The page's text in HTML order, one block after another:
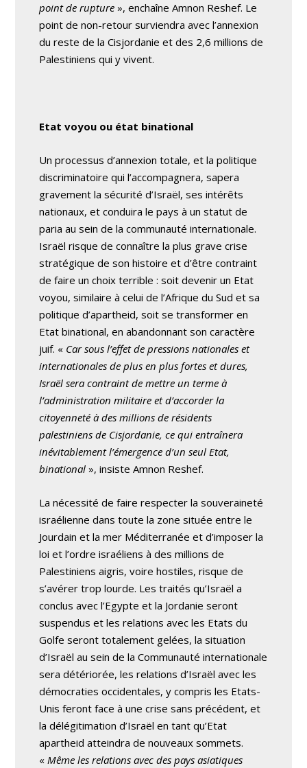
point de rupture », enchaîne Amnon Reshef. Le
point de non-retour surviendra avec l’annexion
du reste de la Cisjordanie et des 2,6 millions de
Palestiniens qui y vivent.
Etat voyou ou état binational
Un processus d’annexion totale, et la politique
discriminatoire qui l’accompagnera, sapera
gravement la sécurité d’Israël, ses intérêts
nationaux, et conduira le pays à un statut de
paria au sein de la communauté internationale.
Israël risque de connaître la plus grave crise
stratégique de son histoire et d’être contraint
de faire un choix terrible : soit devenir un Etat
voyou, similaire à celui de l’Afrique du Sud et sa
politique d’apartheid, soit se transformer en
Etat binational, en abandonnant son caractère
juif. « Car sous l’effet de pressions nationales et
internationales de plus en plus fortes et dures,
Israël sera contraint de mettre un terme à
l’administration militaire et d’accorder la
citoyenneté à des millions de résidents
palestiniens de Cisjordanie, ce qui entraînera
inévitablement l’émergence d’un seul Etat,
binational », insiste Amnon Reshef.
La nécessité de faire respecter la souveraineté
israélienne dans toute la zone située entre le
Jourdain et la mer Méditerranée et d’imposer la
loi et l’ordre israéliens à des millions de
Palestiniens aigris, voire hostiles, risque de
s’avérer trop lourde. Les traités qu’Israël a
conclus avec l’Egypte et la Jordanie seront
suspendus et les relations avec les Etats du
Golfe seront totalement gelées, la situation
d’Israël au sein de la Communauté internationale
sera détériorée, les relations d’Israël avec les
démocraties occidentales, y compris les Etats-
Unis feront face à une crise sans précédent, et
la délégitimation d’Israël en tant qu’Etat
apartheid atteindra de nouveaux sommets.
«Même les relations avec des pays asiatiques